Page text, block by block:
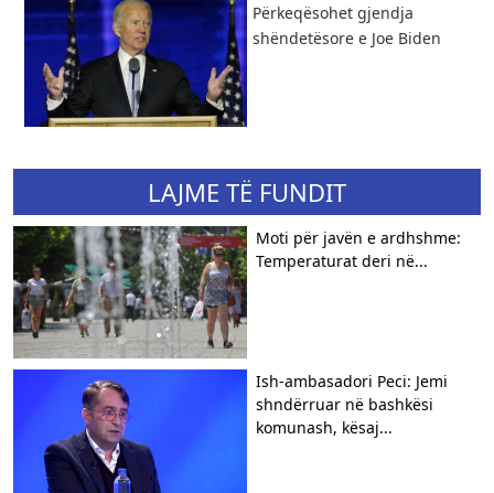
Përkeqësohet gjendja
shëndetësore e Joe Biden
LAJME TË FUNDIT
Moti për javën e ardhshme:
Temperaturat deri në...
Ish-ambasadori Peci: Jemi
shndërruar në bashkësi
komunash, kësaj...